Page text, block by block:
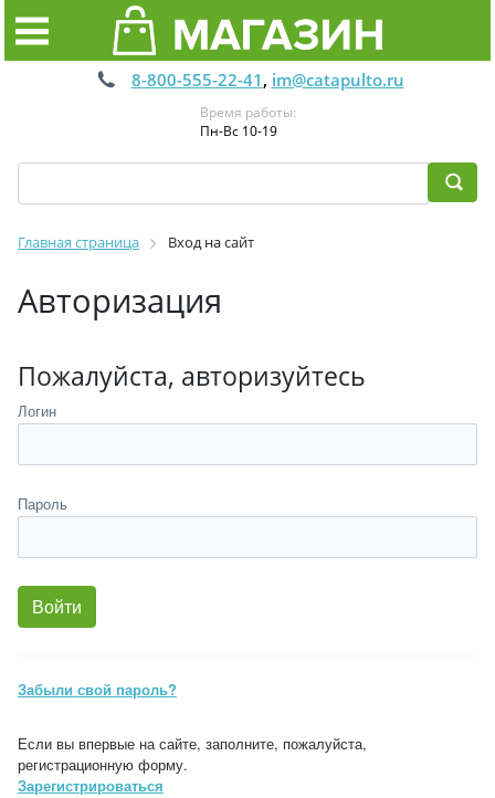
8-800-555-22-41 , im@catapulto.ru
Время работы:
Пн-Вс 10-19
Главная страница Вход на сайт
Авторизация
Пожалуйста, авторизуйтесь
Логин
Пароль
Забыли свой пароль?
Если вы впервые на сайте, заполните, пожалуйста,
регистрационную форму.
Зарегистрироваться